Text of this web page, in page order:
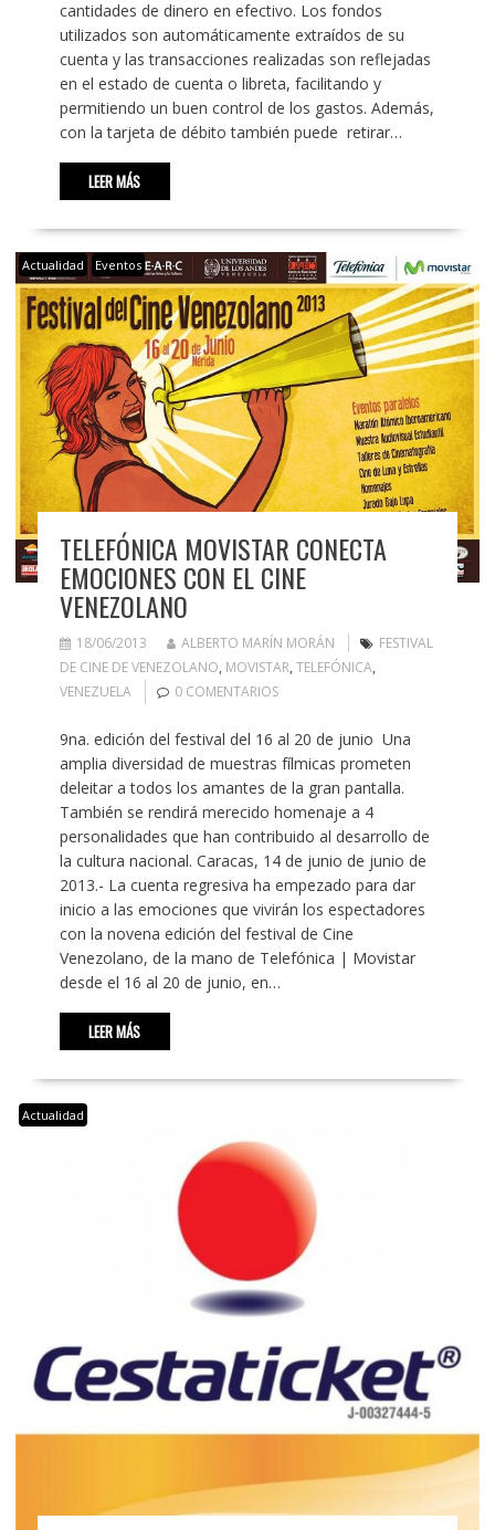
cantidades de dinero en efectivo. Los fondos
utilizados son automáticamente extraídos de su
cuenta y las transacciones realizadas son reflejadas
en el estado de cuenta o libreta, facilitando y
permitiendo un buen control de los gastos. Además,
con la tarjeta de débito también puede retirar…
LEER MÁS
Actualidad Eventos
TELEFÓNICA MOVISTAR CONECTA
EMOCIONES CON EL CINE
VENEZOLANO
18/06/2013 ALBERTO MARÍN MORÁN
FESTIVAL
DE CINE DE VENEZOLANO, MOVISTAR, TELEFÓNICA,
VENEZUELA
0 COMENTARIOS
9na. edición del festival del 16 al 20 de junio Una
amplia diversidad de muestras fílmicas prometen
deleitar a todos los amantes de la gran pantalla.
También se rendirá merecido homenaje a 4
personalidades que han contribuido al desarrollo de
la cultura nacional. Caracas, 14 de junio de junio de
2013.- La cuenta regresiva ha empezado para dar
inicio a las emociones que vivirán los espectadores
con la novena edición del festival de Cine
Venezolano, de la mano de Telefónica | Movistar
desde el 16 al 20 de junio, en…
LEER MÁS
Actualidad